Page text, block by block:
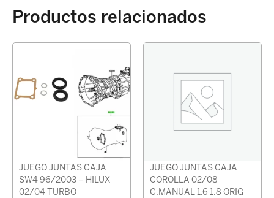
Productos relacionados
JUEGO JUNTAS CAJA
SW4 96/2003 – HILUX
02/04 TURBO
JUEGO JUNTAS CAJA
COROLLA 02/08
C.MANUAL 1.6 1.8 ORIG